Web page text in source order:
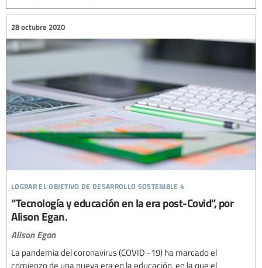
lograr el objetivo de desarrollo sostenible 4
28 octubre 2020
“Tecnología y educación en la era post-Covid”, por
Alison Egan.
Alison Egan
La pandemia del coronavirus (COVID -19) ha marcado el
comienzo de una nueva era en la educación, en la que el